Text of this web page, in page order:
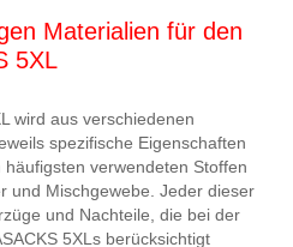
Materialien für den
5XL
wird aus verschiedenen
spezifische Eigenschaften
verwendeten Stoffen
und Mischgewebe. Jeder dieser
und Nachteile, die bei der
5XLs berücksichtigt